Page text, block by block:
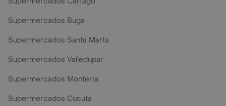
Supermercados Buga
Supermercados Santa Marta
Supermercados Valledupar
Supermercados Monteria
Supermercados Cúcuta